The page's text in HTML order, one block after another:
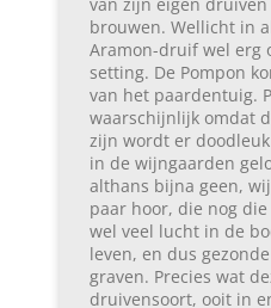
brouwen. Wellicht in
Aramon-druif wel erg
setting. De Pompon
van het paardentuig.
waarschijnlijk omdat
zijn wordt er
in de wijngaarden
althans bijna geen,
paar hoor, die nog
wel veel lucht in de
leven, en dus
graven. Precies wat
druivensoort, ooit in